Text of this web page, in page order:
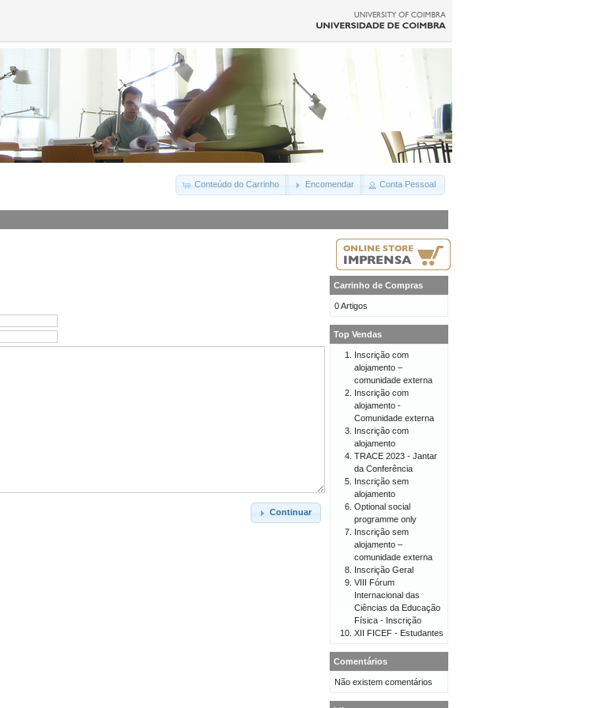
Conteúdo do Carrinho Encomendar Conta Pessoal
Continuar
Carrinho de Compras
0 Artigos
Top Vendas
Inscrição com
alojamento –
comunidade externa
Inscrição com
alojamento -
Comunidade externa
Inscrição com
alojamento
TRACE 2023 - Jantar
da Conferência
Inscrição sem
alojamento
Optional social
programme only
Inscrição sem
alojamento –
comunidade externa
Inscrição Geral
VIII Fórum
Internacional das
Ciências da Educação
Física - Inscrição
XII FICEF - Estudantes
Comentários
Não existem comentários